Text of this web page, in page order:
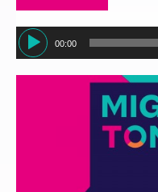
Audio-
Player
00:00